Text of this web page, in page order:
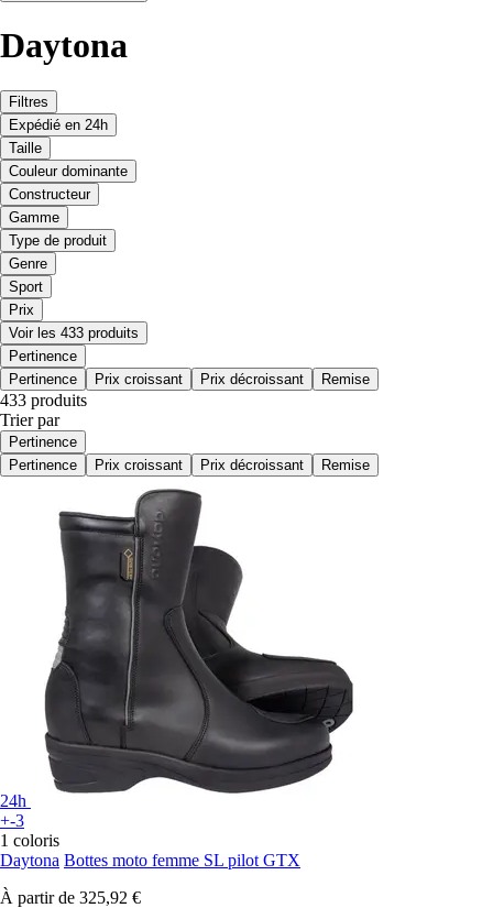
Daytona
Filtres
Expédié en 24h
Taille
Couleur dominante
Constructeur
Gamme
Type de produit
Genre
Sport
Prix
Voir les 433 produits
Pertinence
Pertinence
Prix croissant Prix décroissant Remise
433 produits
Trier par
Pertinence
Pertinence
Prix croissant Prix décroissant Remise
24h
+-3
1 coloris
Daytona Bottes moto femme SL pilot GTX
À partir de 325,92 €